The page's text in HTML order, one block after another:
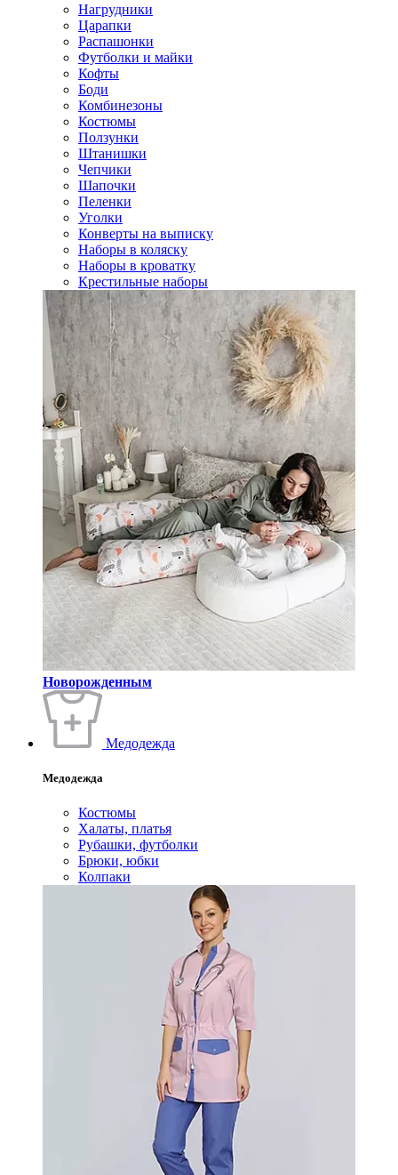
Нагрудники
Царапки
Распашонки
Футболки и майки
Кофты
Боди
Комбинезоны
Костюмы
Ползунки
Штанишки
Чепчики
Шапочки
Пеленки
Уголки
Конверты на выписку
Наборы в коляску
Наборы в кроватку
Крестильные наборы
Новорожденным
Медодежда
Медодежда
Костюмы
Халаты, платья
Рубашки, футболки
Брюки, юбки
Колпаки